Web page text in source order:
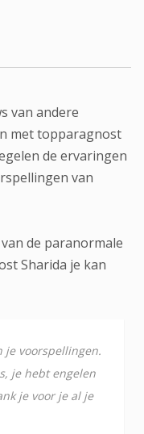
van andere
met topparagnost
de ervaringen
van
de paranormale
Sharida je kan
je voorspellingen.
je hebt engelen
je voor je al je